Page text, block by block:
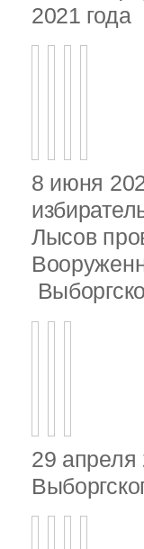
2021 года
8 июня
Лысов
29 апреля